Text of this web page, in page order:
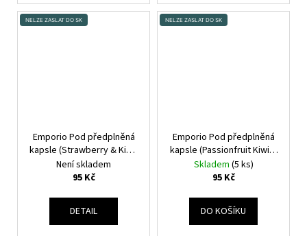
NELZE ZASLAT DO SK
Emporio Pod předplněná
kapsle (Strawberry & Kiwi)
1ks 20mg
Není skladem
95 Kč
DETAIL
NELZE ZASLAT DO SK
Emporio Pod předplněná
kapsle (Passionfruit Kiwi &
Guawa) 1ks 20mg
Skladem (5 ks)
95 Kč
DO KOŠÍKU